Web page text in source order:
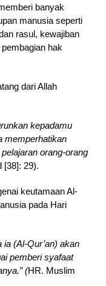
banyak
manusia seperti
rasul, kewajiban
hak
dari Allah
kepadamu
memperhatikan
orang-orang
[38]: 29).
keutamaan Al-
pada Hari
ia (Al-Qur’an) akan
pemberi syafaat
(HR. Muslim